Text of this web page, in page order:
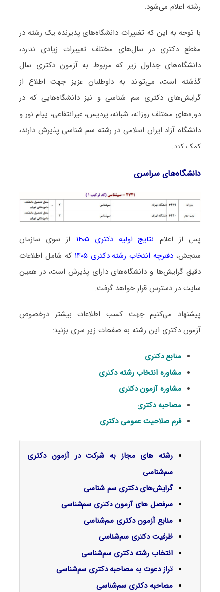
رشته اعلام می‌شود.
با توجه به این که تغییرات دانشگاه‌های پذیرنده یک رشته در
مقطع دکتری در سال‌های مختلف تغییرات زیادی ندارد،
دانشگاه‌های جداول زیر که مربوط به آزمون دکتری سال
گذشته است، می‌تواند به داوطلبان عزیز جهت اطلاع از
گرایش‌های دکتری سم شناسی و نیز دانشگاه‌هایی که در
دوره‌های مختلف روزانه، شبانه، پردیس، غیرانتفاعی، پیام نور و
دانشگاه آزاد اﻳﺮان اﺳﻼمی در رشته سم شناسی پذیرش دارند،
کمک کند.
دانشگاه‌های سراسری
پس از اعلام نتایج اولیه دکتری ۱۴۰۵
از سوی سازمان
سنجش، دفترچه انتخاب رشته دکتری ۱۴۰۵
که شامل اطلاعات
دقیق گرایش‌ها و دانشگاه‌های دارای پذیرش است، در همین
سایت در دسترس قرار خواهد گرفت.
پیشنهاد می‌کنیم جهت کسب اطلاعات بیشتر درخصوص
آزمون دکتری این رشته به صفحات زیر سری بزنید:
منابع دکتری
مشاوره انتخاب رشته دکتری
مشاوره آزمون دکتری
مصاحبه دکتری
فرم صلاحیت عمومی دکتری
رشته های مجاز به شرکت در آزمون دکتری
سم‌شناسی
گرایش‌های دکتری سم شناسی
سرفصل‌ های آزمون دکتری سم‌شناسی
منابع آزمون دکتری سم‌شناسی
ظرفیت دکتری سم‌شناسی
انتخاب رشته دکتری سم‌شناسی
تراز دعوت به مصاحبه دکتری سم‌شناسی
مصاحبه دکتری سم‌شناسی